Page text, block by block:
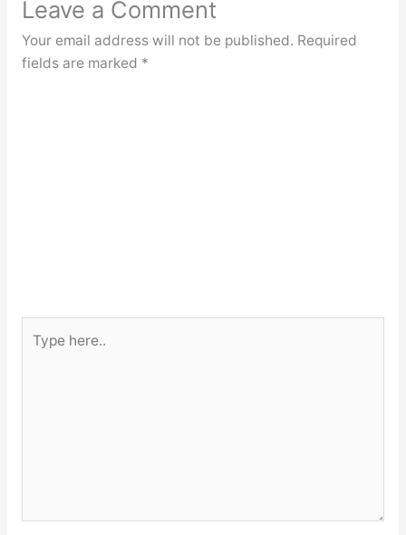
Leave a Comment
Your email address will not be published. Required
fields are marked *
here..